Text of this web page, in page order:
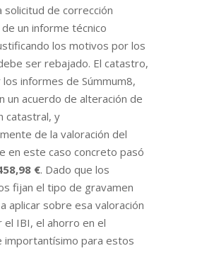
solicitud de corrección
un informe técnico
los motivos por los
ser rebajado. El catastro,
informes de Súmmum8,
un acuerdo de alteración de
catastral, y
de la valoración del
en este caso concreto pasó
€. Dado que los
fijan el tipo de gravamen
aplicar sobre esa valoración
IBI, el ahorro en el
importantísimo para estos